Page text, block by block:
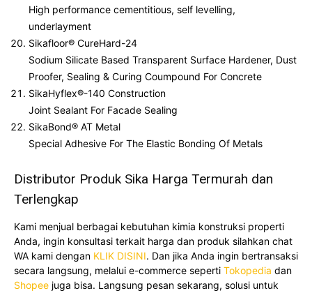
High performance cementitious, self levelling,
underlayment
Sikafloor® CureHard-24
Sodium Silicate Based Transparent Surface Hardener, Dust
Proofer, Sealing & Curing Coumpound For Concrete
SikaHyflex®-140 Construction
Joint Sealant For Facade Sealing
SikaBond® AT Metal
Special Adhesive For The Elastic Bonding Of Metals
Distributor Produk Sika Harga Termurah dan
Terlengkap
Kami menjual berbagai kebutuhan kimia konstruksi properti
Anda, ingin konsultasi terkait harga dan produk silahkan chat
WA kami dengan KLIK DISINI. Dan jika Anda ingin bertransaksi
secara langsung, melalui e-commerce seperti Tokopedia dan
Shopee juga bisa. Langsung pesan sekarang, solusi untuk